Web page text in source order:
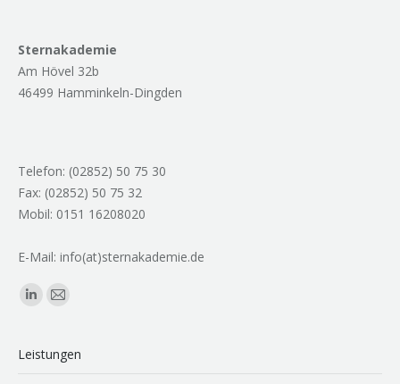
Sternakademie
Am Hövel 32b
46499 Hamminkeln-Dingden
Telefon: (02852) 50 75 30
Fax: (02852) 50 75 32
Mobil: 0151 16208020
E-Mail: info(at)sternakademie.de
Finden Sie uns auf:
Linkedin
opens
E-
page
Leistungen